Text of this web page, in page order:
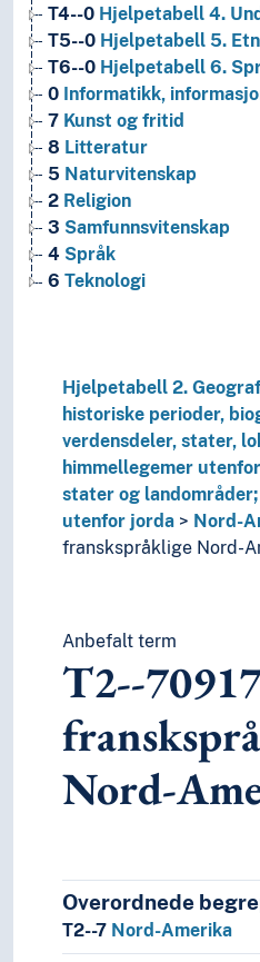
T4--0 Hjelpetabell 4.
T5--0 Hjelpetabell 5.
T6--0 Hjelpetabell 6.
0 Informatikk,
7 Kunst og fritid
8 Litteratur
5 Naturvitenskap
2 Religion
3 Samfunnsvitenskap
4 Språk
6 Teknologi
Hjelpetabell 2.
historiske perioder,
verdensdeler, stater,
himmellegemer
stater og
utenfor jorda
Nord-
franskspråklige Nord-
Anbefalt term
T2--
Nord-
Overordnede
T2--7 Nord-Amerika